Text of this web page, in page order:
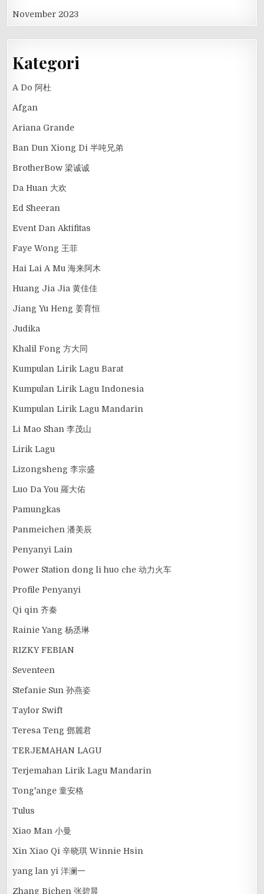
November 2023
Kategori
A Do 阿杜
Afgan
Ariana Grande
Ban Dun Xiong Di 半吨兄弟
BrotherBow 梁诚诚
Da Huan 大欢
Ed Sheeran
Event Dan Aktifitas
Faye Wong 王菲
Hai Lai A Mu 海来阿木
Huang Jia Jia 黄佳佳
Jiang Yu Heng 姜育恒
Judika
Khalil Fong 方大同
Kumpulan Lirik Lagu Barat
Kumpulan Lirik Lagu Indonesia
Kumpulan Lirik Lagu Mandarin
Li Mao Shan 李茂山
Lirik Lagu
Lizongsheng 李宗盛
Luo Da You 羅大佑
Pamungkas
Panmeichen 潘美辰
Penyanyi Lain
Power Station dong li huo che 动力火车
Profile Penyanyi
Qi qin 齐秦
Rainie Yang 杨丞琳
RIZKY FEBIAN
Seventeen
Stefanie Sun 孙燕姿
Taylor Swift
Teresa Teng 鄧麗君
TERJEMAHAN LAGU
Terjemahan Lirik Lagu Mandarin
Tong'ange 童安格
Tulus
Xiao Man 小曼
Xin Xiao Qi 辛晓琪 Winnie Hsin
yang lan yi 洋澜一
Zhang Bichen 张碧晨